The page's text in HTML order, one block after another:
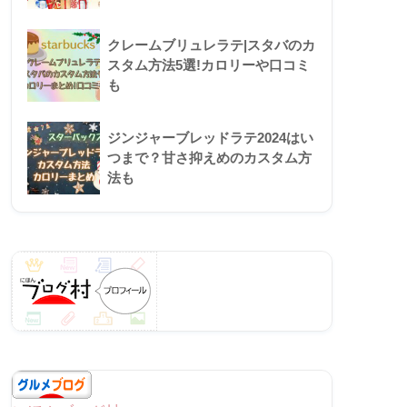
クレームブリュレラテ|スタバのカ
スタム方法5選!カロリーや口コミ
も
ジンジャーブレッドラテ2024はい
つまで？甘さ抑えめのカスタム方
法も